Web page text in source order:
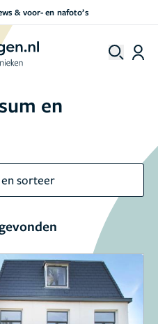
& voor- en nafoto’s
en
sorteer